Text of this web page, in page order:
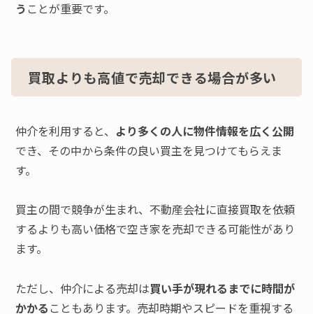
う ことが重要です。
買取よりも高値で売却できる場合が多い
仲介を利用すると、 より多くの人に物件情報を広く公開
でき、その中から条件の良い買主を見つけてもらえま
す。
買主の間で競争が生まれ、不動産会社に直接買取を依頼
するよりも高い価格で空き家を売却できる可能性があり
ます。
ただし、仲介による売却は買い手が現れるまでに時間が
かかる こともあります。売却時期やスピードを重視する